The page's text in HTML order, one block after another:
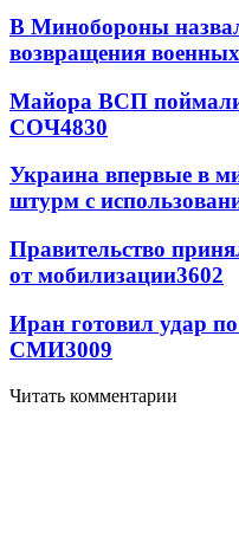
В Минобороны
возвращения
Майора ВСП
СОЧ4830
Украина впервые в
штурм с
Правительство
от мобилизации3602
Иран готовил удар
СМИ3009
Читать комментарии